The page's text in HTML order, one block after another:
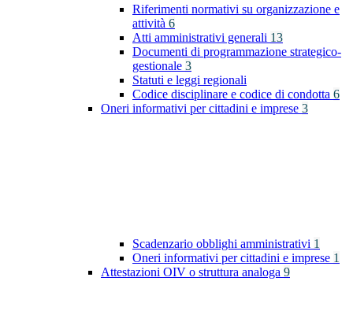
Riferimenti normativi su organizzazione e
attività 6
Atti amministrativi generali 13
Documenti di programmazione strategico-
gestionale 3
Statuti e leggi regionali
Codice disciplinare e codice di condotta 6
Oneri informativi per cittadini e imprese 3
Scadenzario obblighi amministrativi 1
Oneri informativi per cittadini e imprese 1
Attestazioni OIV o struttura analoga 9